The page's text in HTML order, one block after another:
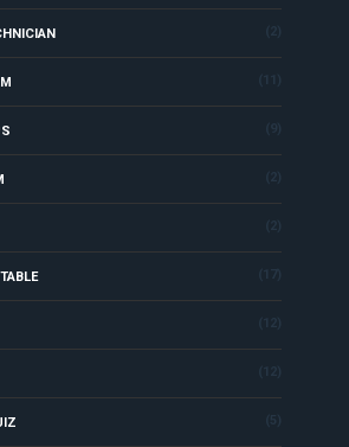
(2)
(11)
(9)
(2)
(2)
(17)
(12)
(12)
(5)